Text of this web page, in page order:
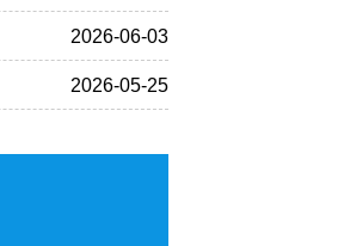
霍步刚看望慰问党员代表
2026-06-03
2026-05-25